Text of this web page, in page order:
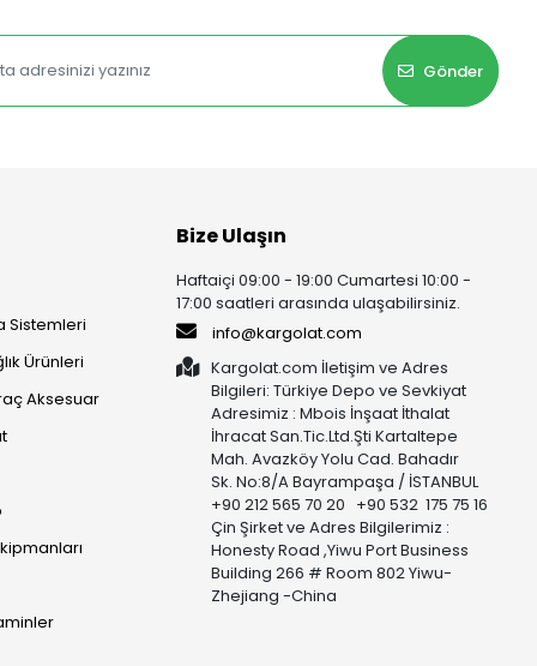
Gönder
Sistemleri
Ürünleri
Aksesuar
Bize Ulaşın
Haftaiçi 09:00 - 19:00 Cumartesi 10:00 -
17:00 saatleri arasında ulaşabilirsiniz.
info@kargolat.com
Kargolat.com İletişim ve Adres
Bilgileri: Türkiye Depo ve Sevkiyat
Adresimiz : Mbois İnşaat İthalat
İhracat San.Tic.Ltd.Şti Kartaltepe
Mah. Avazköy Yolu Cad. Bahadır
Sk. No:8/A Bayrampaşa / İSTANBUL
+90 212 565 70 20 +90 532 175 75 16
Çin Şirket ve Adres Bilgilerimiz :
Honesty Road ,Yiwu Port Business
Building 266 # Room 802 Yiwu-
Zhejiang -China